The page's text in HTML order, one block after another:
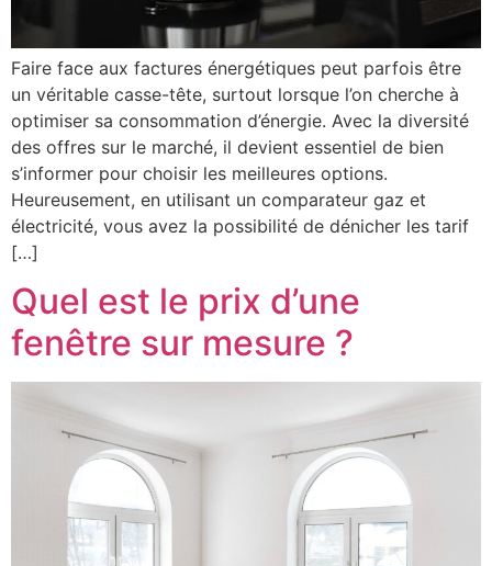
Faire face aux factures énergétiques peut parfois être
un véritable casse-tête, surtout lorsque l’on cherche à
optimiser sa consommation d’énergie. Avec la diversité
des offres sur le marché, il devient essentiel de bien
s’informer pour choisir les meilleures options.
Heureusement, en utilisant un comparateur gaz et
électricité, vous avez la possibilité de dénicher les tarif
[…]
Quel est le prix d’une
fenêtre sur mesure ?